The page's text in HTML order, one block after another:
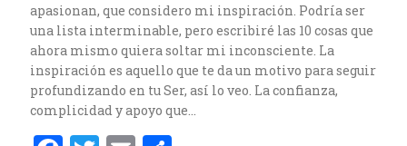
apasionan, que considero mi inspiración. Podría ser
una lista interminable, pero escribiré las 10 cosas que
ahora mismo quiera soltar mi inconsciente. La
inspiración es aquello que te da un motivo para seguir
profundizando en tu Ser, así lo veo. La confianza,
complicidad y apoyo que…